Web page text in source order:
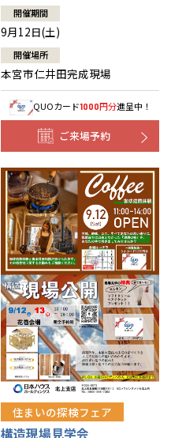
開催期間
9月12日(土)
開催場所
本宮市仁井田完成現場
QUOカード1000円分進呈中！
ご来場予約
住まいの探検フェア
構造現場見学会